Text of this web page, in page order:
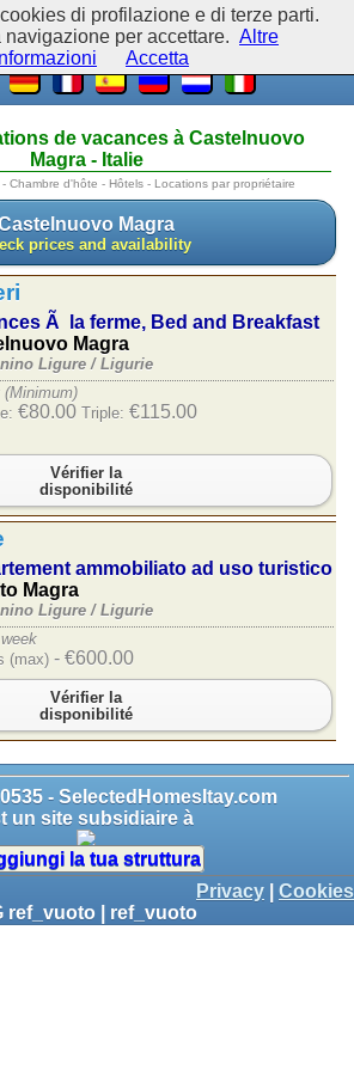
de vacances à Castelnuovo
Magra - Italie
Chambre d'hôte - Hôtels - Locations par propriétaire
Magra
prices and availability
Ã la ferme, Bed and Breakfast
Magra
Ligure / Ligurie
€80.00 Triple: €115.00
Vérifier la
disponibilité
ammobiliato ad uso turistico
Magra
Ligure / Ligurie
(max) - €600.00
Vérifier la
disponibilité
- SelectedHomesItay.com
un site subsidiaire à
la tua struttura
Privacy
Cookies
ref_vuoto | ref_vuoto
di profilazione e di terze parti.
per accettare. Altre
Accetta